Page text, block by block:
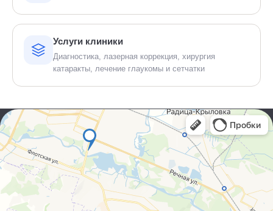
Услуги клиники
Диагностика, лазерная коррекция, хирургия
катаракты, лечение глаукомы и сетчатки